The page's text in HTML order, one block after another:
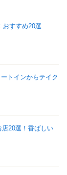
おすすめ20選
トインからテイク
20選！香ばしい